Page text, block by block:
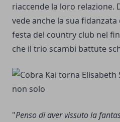
riaccende la loro relazione.
vede anche la sua
festa del country club nel
che il trio scambi battute
"Penso di aver vissuto la